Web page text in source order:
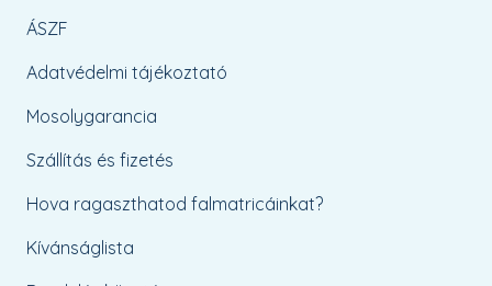
ÁSZF
Adatvédelmi tájékoztató
Mosolygarancia
Szállítás és fizetés
Hova ragaszthatod falmatricáinkat?
Kívánságlista